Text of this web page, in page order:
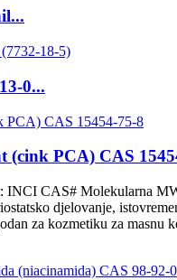
0...
PCA) CAS
INCI CAS# Molekularna
djelovanje,
za kozmetiku za